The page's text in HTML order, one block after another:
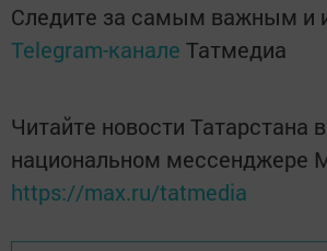
Следите за самым важным и
Telegram-канале Татмедиа
Читайте новости Татарстана в
национальном мессенджере
https://max.ru/tatmedia